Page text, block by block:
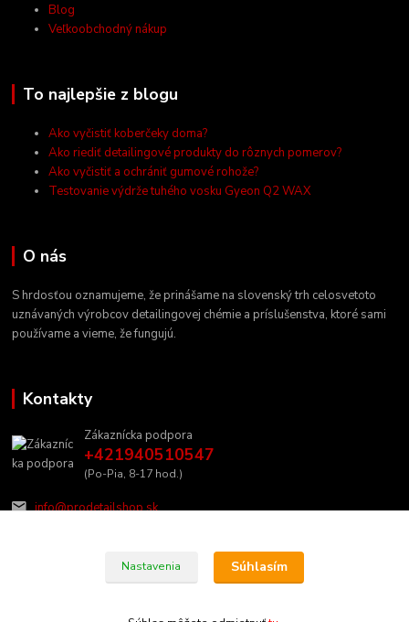
Blog
Veľkoobchodný nákup
To najlepšie z blogu
Ako vyčistiť koberčeky doma?
Ako riediť detailingové produkty do rôznych pomerov?
Ako vyčistiť a ochrániť gumové rohože?
Testovanie výdrže tuhého vosku Gyeon Q2 WAX
O nás
S hrdosťou oznamujeme, že prinášame na slovenský trh celosvetoto
uznávaných výrobcov detailingovej chémie a príslušenstva, ktoré sami
používame a vieme, že fungujú.
Kontakty
Zákaznícka podpora
+421940510547
(Po-Pia, 8-17 hod.)
info@prodetailshop.sk
Nastavenia Súhlasím